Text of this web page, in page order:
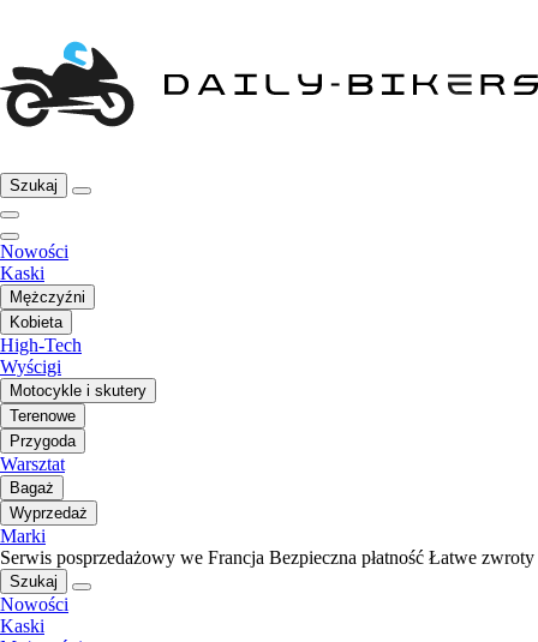
Szukaj
Nowości
Kaski
Mężczyźni
Kobieta
High-Tech
Wyścigi
Motocykle i skutery
Terenowe
Przygoda
Warsztat
Bagaż
Wyprzedaż
Marki
Serwis posprzedażowy we Francja Bezpieczna płatność Łatwe zwroty
Szukaj
Nowości
Kaski